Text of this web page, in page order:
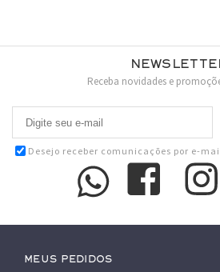
Receba novidades e
Desejo receber comunicações por e-
Meus pedidos